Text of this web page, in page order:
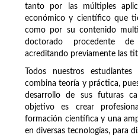
tanto por las múltiples
económico y científico que
como por su contenido
doctorado procedente
acreditando previamente las
Todos nuestros
combina teoría y práctica,
desarrollo de sus futuras
objetivo es crear
formación científica y una
en diversas tecnologías, para